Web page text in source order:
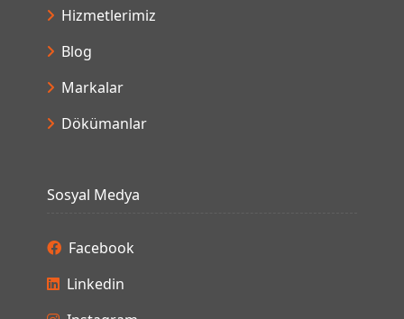
Hizmetlerimiz
Blog
Markalar
Dökümanlar
Sosyal Medya
Facebook
Linkedin